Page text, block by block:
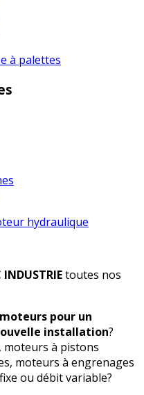
à palettes
hydraulique
INDUSTRIEtoutes nos
moteurs pour un
installation?
moteurs à pistons
moteurs à engrenages
ou débit variable?